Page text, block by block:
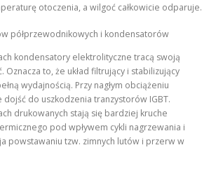
otoczenia, a wilgoć całkowicie odparuje.
półprzewodnikowych i kondensatorów
kondensatory elektrolityczne tracą swoją
to, że układ filtrujący i stabilizujący
wydajnością. Przy nagłym obciążeniu
dojść do uszkodzenia tranzystorów IGBT.
drukowanych stają się bardziej kruche
pod wpływem cykli nagrzewania i
powstawaniu tzw. zimnych lutów i przerw w